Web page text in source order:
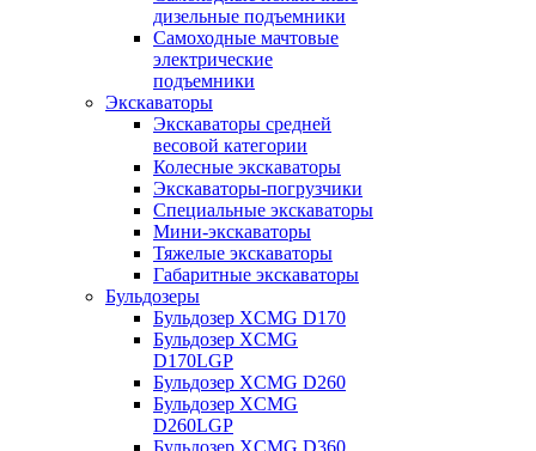
дизельные подъемники
Самоходные мачтовые
электрические
подъемники
Экскаваторы
Экскаваторы средней
весовой категории
Колесные экскаваторы
Экскаваторы-погрузчики
Специальные экскаваторы
Мини-экскаваторы
Тяжелые экскаваторы
Габаритные экскаваторы
Бульдозеры
Бульдозер XCMG D170
Бульдозер XCMG
D170LGP
Бульдозер XCMG D260
Бульдозер XCMG
D260LGP
Бульдозер XCMG D360